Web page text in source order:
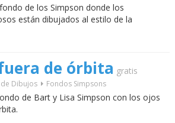
de los Simpson donde los
están dibujados al estilo de la
de órbita gratis
Dibujos Fondos Simpsons
de Bart y Lisa Simpson con los ojos